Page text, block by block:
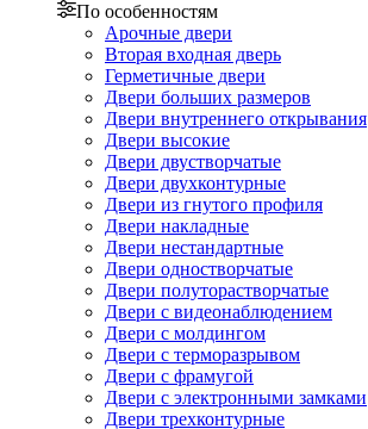
По особенностям
Арочные двери
Вторая входная дверь
Герметичные двери
Двери больших размеров
Двери внутреннего открывания
Двери высокие
Двери двустворчатые
Двери двухконтурные
Двери из гнутого профиля
Двери накладные
Двери нестандартные
Двери одностворчатые
Двери полуторастворчатые
Двери с видеонаблюдением
Двери с молдингом
Двери с терморазрывом
Двери с фрамугой
Двери с электронными замками
Двери трехконтурные